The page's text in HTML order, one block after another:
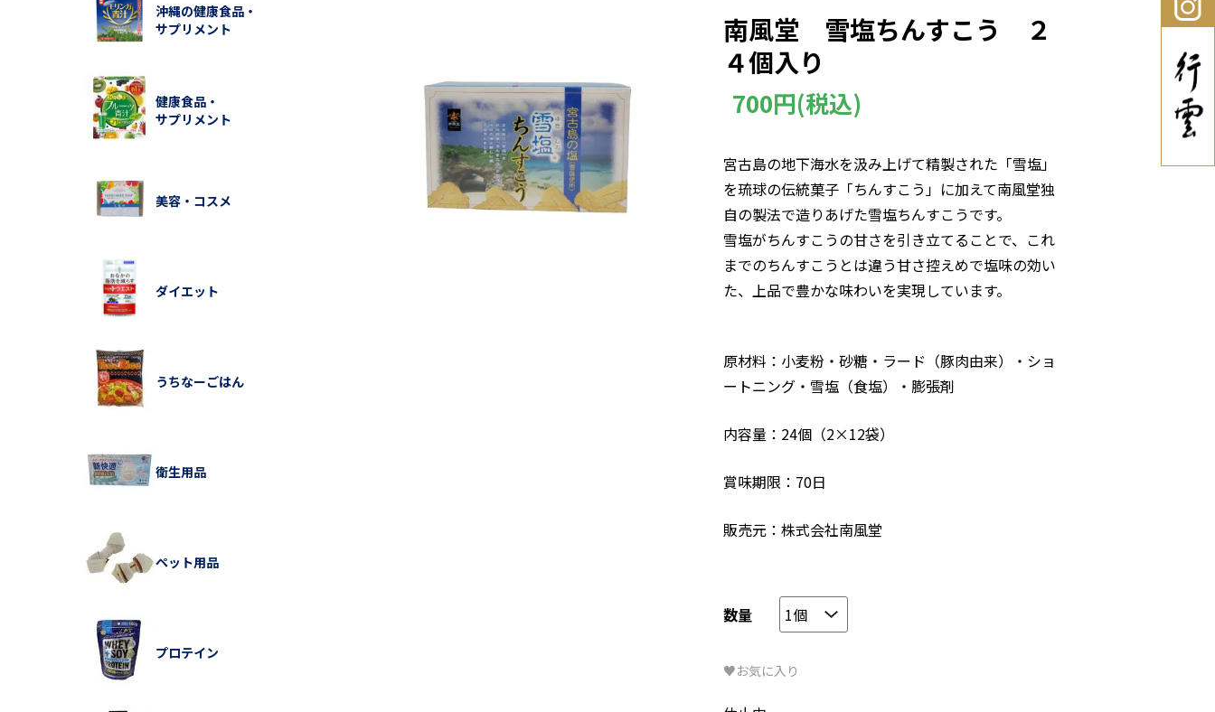
南風堂 雪塩ちんすこう ２
４個入り
700円(税込)
宮古島の地下海水を汲み上げて精製された「雪塩」
を琉球の伝統菓子「ちんすこう」に加えて南風堂独
自の製法で造りあげた雪塩ちんすこうです。
雪塩がちんすこうの甘さを引き立てることで、これ
までのちんすこうとは違う甘さ控えめで塩味の効い
た、上品で豊かな味わいを実現しています。
原材料：小麦粉・砂糖・ラード（豚肉由来）・ショ
ートニング・雪塩（食塩）・膨張剤
内容量：24個（2×12袋）
賞味期限：70日
販売元：株式会社南風堂
数量
♥お気に入り
沖縄の健康食品・
サプリメント
健康食品・
サプリメント
美容・コスメ
ダイエット
うちなーごはん
衛生用品
ペット用品
プロテイン